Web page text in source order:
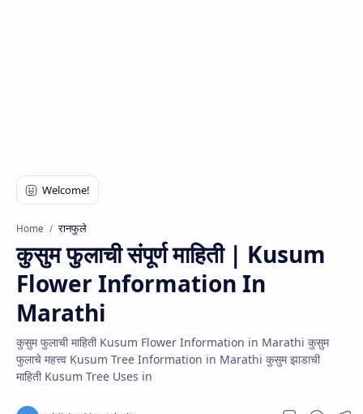
Home रानफुले
कुसुम फुलाची संपूर्ण माहिती | Kusum
Flower Information In
Marathi
कुसुम फुलाची माहिती Kusum Flower Information in Marathi कुसुम
फुलाचे महत्त्व Kusum Tree Information in Marathi कुसुम झाडाची
माहिती Kusum Tree Uses in